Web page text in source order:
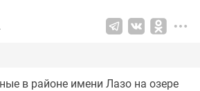
в районе имени Лазо на озере